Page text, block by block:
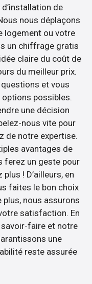
de
nous déplaçons
logement ou votre
un chiffrage gratis
claire du coût de
du meilleur prix.
et vous
possibles.
une décision
nous vite pour
de notre expertise.
avantages de
ferez un geste pour
plus ! D’ailleurs, en
faites le bon choix
nous assurons
satisfaction. En
savoir-faire et notre
une
reste assurée